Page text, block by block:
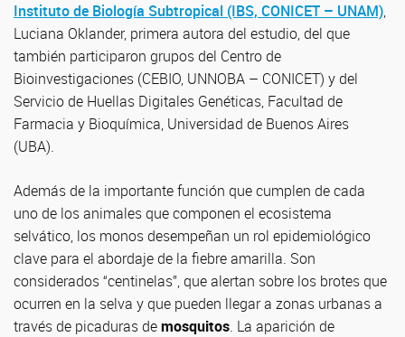
Instituto de Biología Subtropical (IBS, CONICET – UNAM),
Luciana Oklander, primera autora del estudio, del que
también participaron grupos del Centro de
Bioinvestigaciones (CEBIO, UNNOBA – CONICET) y del
Servicio de Huellas Digitales Genéticas, Facultad de
Farmacia y Bioquímica, Universidad de Buenos Aires
(UBA).
Además de la importante función que cumplen de cada
uno de los animales que componen el ecosistema
selvático, los monos desempeñan un rol epidemiológico
clave para el abordaje de la fiebre amarilla. Son
considerados “centinelas”, que alertan sobre los brotes que
ocurren en la selva y que pueden llegar a zonas urbanas a
través de picaduras demosquitos. La aparición de